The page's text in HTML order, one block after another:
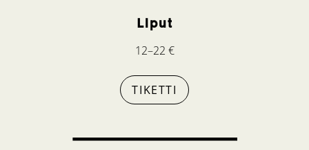
Liput
12–22 €
TIKETTI